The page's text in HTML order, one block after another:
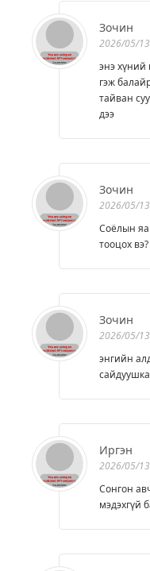
Зочин
2026/05/13
энэ хүний
гэж
тайван
дээ
Зочин
2026/05/13
Соёлын
тооцох
Зочин
2026/05/13
энгийн
сайдуушка
Иргэн
2026/05/13
Сонгон
мэдэхгүй